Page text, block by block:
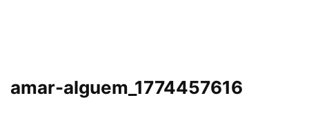
amar-alguem_1774457616